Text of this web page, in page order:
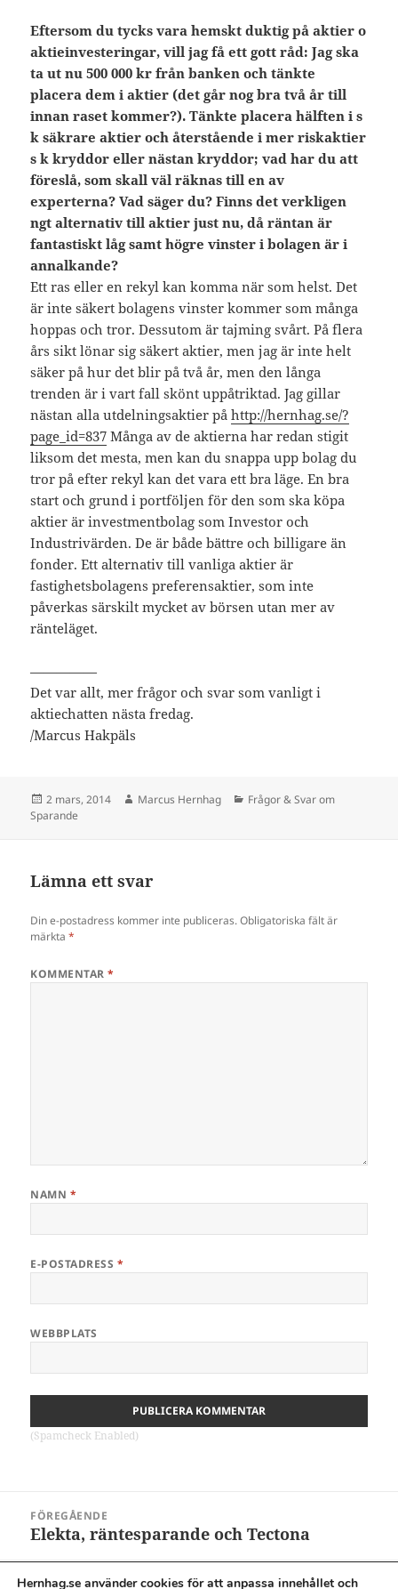
Eftersom du tycks vara hemskt duktig på aktier o
aktieinvesteringar, vill jag få ett gott råd: Jag ska
ta ut nu 500 000 kr från banken och tänkte
placera dem i aktier (det går nog bra två år till
innan raset kommer?). Tänkte placera hälften i s
k säkrare aktier och återstående i mer riskaktier
s k kryddor eller nästan kryddor; vad har du att
föreslå, som skall väl räknas till en av
experterna? Vad säger du? Finns det verkligen
ngt alternativ till aktier just nu, då räntan är
fantastiskt låg samt högre vinster i bolagen är i
annalkande?
Ett ras eller en rekyl kan komma när som helst. Det
är inte säkert bolagens vinster kommer som många
hoppas och tror. Dessutom är tajming svårt. På flera
års sikt lönar sig säkert aktier, men jag är inte helt
säker på hur det blir på två år, men den långa
trenden är i vart fall skönt uppåtriktad. Jag gillar
nästan alla utdelningsaktier påhttp://hernhag.se/?
page_id=837 Många av de aktierna har redan stigit
liksom det mesta, men kan du snappa upp bolag du
tror på efter rekyl kan det vara ett bra läge. En bra
start och grund i portföljen för den som ska köpa
aktier är investmentbolag som Investor och
Industrivärden. De är både bättre och billigare än
fonder. Ett alternativ till vanliga aktier är
fastighetsbolagens preferensaktier, som inte
påverkas särskilt mycket av börsen utan mer av
ränteläget.
—————
Det var allt, mer frågor och svar som vanligt i
aktiechatten nästa fredag.
/Marcus Hakpäls
Postat
2 mars, 2014 Författare
Marcus Hernhag Kategorier
Frågor & Svar om
Sparande
Lämna ett svar
Din e-postadress kommer inte publiceras. Obligatoriska fält är
märkta*
KOMMENTAR*
NAMN *
E-POSTADRESS *
WEBBPLATS
(Spamcheck Enabled)
FÖREGÅENDE
Föregående
Elekta, räntesparande och Tectona
NÄSTA
Hernhag.se använder cookies för att anpassa innehållet och